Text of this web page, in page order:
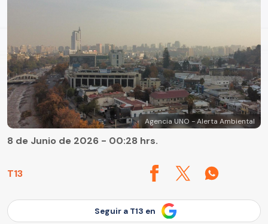
Agencia UNO - Alerta Ambiental
T13
8 de Junio de 2026 - 00:28 hrs.
Seguir a T13 en